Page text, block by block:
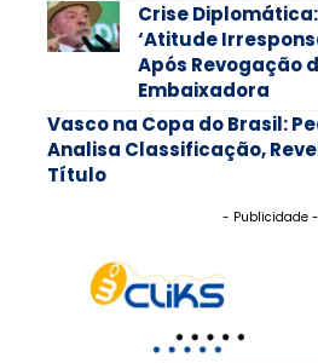
Crise
‘Atitude
Após Revogação
Embaixadora
Vasco na Copa do Brasil:
Analisa Classificação,
Título
- Publicidade -